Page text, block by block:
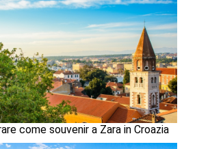
come souvenir a Zara in Croazia